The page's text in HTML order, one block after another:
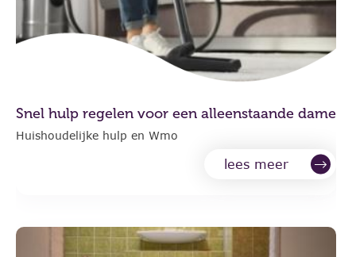
Snel hulp regelen voor een alleenstaande dame
Huishoudelijke hulp en Wmo
lees meer